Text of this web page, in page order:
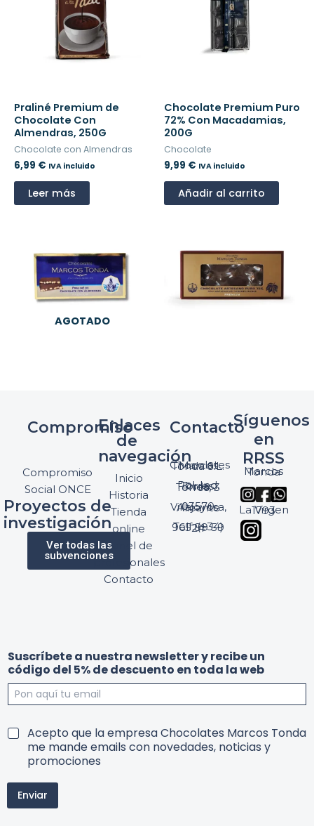
AGOTADO
Praliné Premium de
Chocolate Con
Almendras, 250G
Chocolate con Almendras
6,99 € IVA incluido
Leer más
Chocolate Premium Puro
72% Con Macadamias,
200G
Chocolate
9,99 € IVA incluido
Añadir al carrito
Compromiso
Compromiso
Social ONCE
Proyectos de
investigación
Ver todas las
subvenciones
Enlaces
de
navegación
Inicio
Historia
Tienda
online
Panel de
profesionales
Contacto
Contacto
Chocolates Marcos Tonda S.L.
Pol. Ind. Torres, Ptda. Torres, 3
03570 Villajoyosa, Alicante
Telf: (+34) 965 89 59 24
Síguenos
en
RRSS
Marcos Tonda
La Virgen 1793
n
t
o
d
y
e
c
i
d
e
Suscríbete a nuestra newsletter y recibe un
código del 5% de descuento en toda la web
T
i
o
Acepto que la empresa Chocolates Marcos Tonda
me mande emails con novedades, noticias y
promociones
Enviar